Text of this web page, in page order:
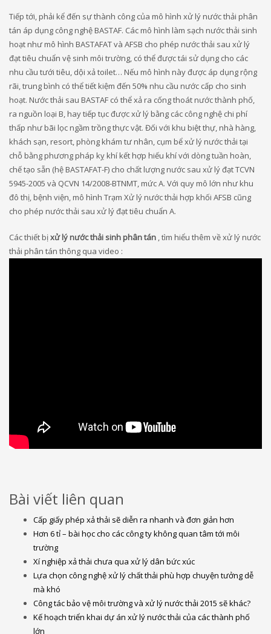
Tiếp tới, phải kể đến sự thành công của mô hình xử lý nước thải phân
tán áp dụng công nghệ BASTAF. Các mô hình làm sạch nước thải sinh
hoạt như mô hình BASTAFAT và AFSB cho phép nước thải sau xử lý
đạt tiêu chuẩn vệ sinh môi trường, có thể được tái sử dụng cho các
nhu cầu tưới tiêu, dội xả toilet… Nếu mô hình này được áp dụng rộng
rãi, trung bình có thể tiết kiệm đến 50% nhu cầu nước cấp cho sinh
hoạt. Nước thải sau BASTAF có thể xả ra cống thoát nước thành phố,
ra nguồn loại B, hay tiếp tục được xử lý bằng các công nghệ chi phí
thấp như bãi lọc ngầm trồng thực vật. Đối với khu biệt thự, nhà hàng,
khách sạn, resort, phòng khám tư nhân, cụm bể xử lý nước thải tại
chỗ bằng phương pháp kỵ khí kết hợp hiếu khí với dòng tuần hoàn,
chế tạo sẵn (hệ BASTAFAT-F) cho chất lượng nước sau xử lý đạt TCVN
5945-2005 và QCVN 14/2008-BTNMT, mức A. Với quy mô lớn như khu
đô thị, bệnh viện, mô hình Trạm Xử lý nước thải hợp khối AFSB cũng
cho phép nước thải sau xử lý đạt tiêu chuẩn A.
Các thiết bịxử lý nước thải sinh phân tán , tìm hiểu thêm về xử lý nước
thải phân tán thông qua video :
Bài viết liên quan
Cấp giấy phép xả thải sẽ diễn ra nhanh và đơn giản hơn
Hơn 6 tỉ – bài học cho các công ty không quan tâm tới môi
trường
Xí nghiệp xả thải chưa qua xử lý dân bức xúc
Lựa chọn công nghệ xử lý chất thải phù hợp chuyện tưởng dễ
mà khó
Công tác bảo vệ môi trường và xử lý nước thải 2015 sẽ khác?
Kế hoạch triển khai dự án xử lý nước thải của các thành phố
lớn